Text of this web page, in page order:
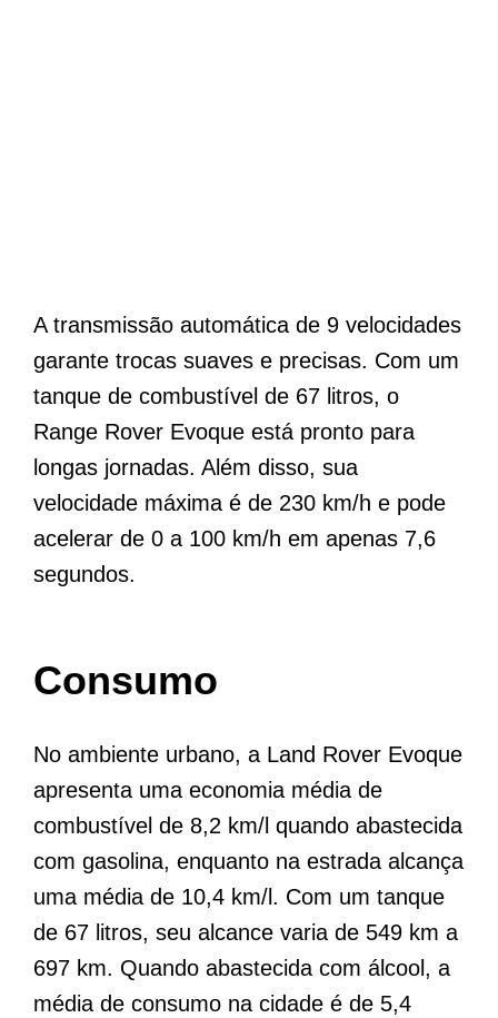
A transmissão automática de 9 velocidades
garante trocas suaves e precisas. Com um
tanque de combustível de 67 litros, o
Range Rover Evoque está pronto para
longas jornadas. Além disso, sua
velocidade máxima é de 230 km/h e pode
acelerar de 0 a 100 km/h em apenas 7,6
segundos.
Consumo
No ambiente urbano, a Land Rover Evoque
apresenta uma economia média de
combustível de 8,2 km/l quando abastecida
com gasolina, enquanto na estrada alcança
uma média de 10,4 km/l. Com um tanque
de 67 litros, seu alcance varia de 549 km a
697 km. Quando abastecida com álcool, a
média de consumo na cidade é de 5,4